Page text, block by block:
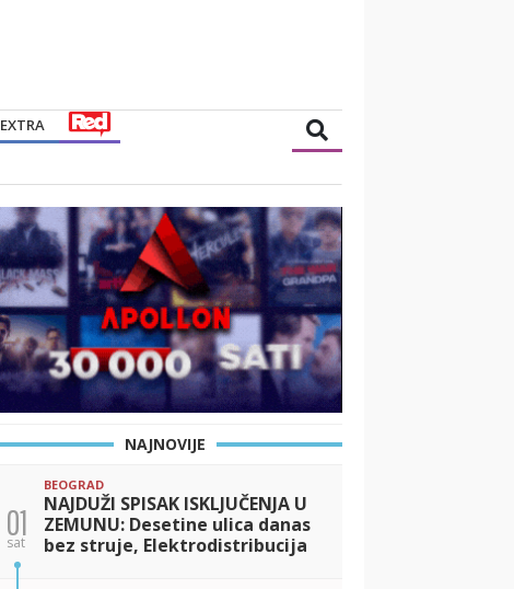
EXTRA
NAJNOVIJE
01
sat
BEOGRAD
NAJDUŽI SPISAK ISKLJUČENJA U
ZEMUNU: Desetine ulica danas
bez struje, Elektrodistribucija